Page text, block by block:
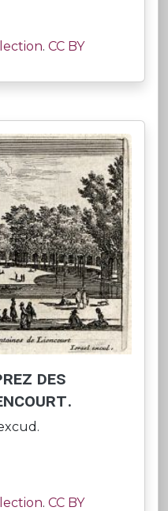
. CC BY
des
. CC BY